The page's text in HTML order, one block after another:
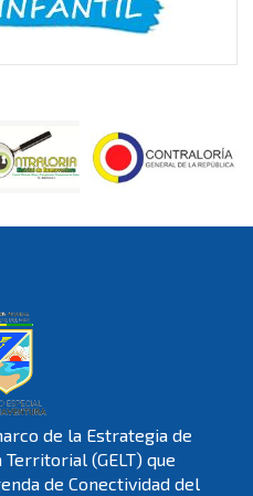
de la Estrategia de
(GELT) que
de Conectividad del